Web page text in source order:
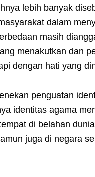
lebih banyak
dalam
masih
menakutkan dan
dengan hati yang
penguatan
identitas agama
di belahan
juga di negara